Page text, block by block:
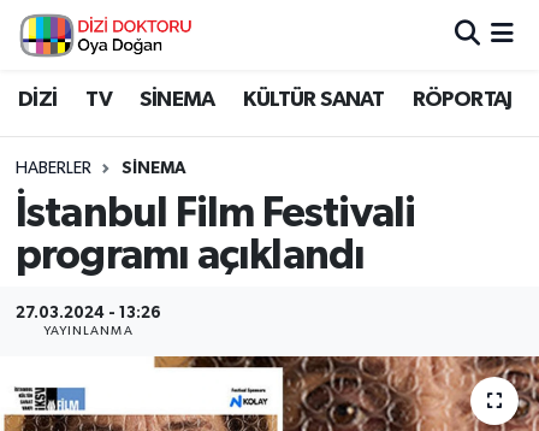
DİZİ TV SİNEMA KÜLTÜR SANAT RÖPORTAJ
HABERLER SİNEMA
İstanbul Film Festivali
programı açıklandı
27.03.2024 - 13:26
YAYINLANMA
İstanbul Nöbetçi Eczaneler
İstanbul Namaz Vakitleri
İstanbul Trafik Yoğunluk Haritası
Süper Lig Puan Durumu ve Fikstür
Tüm Manşetler